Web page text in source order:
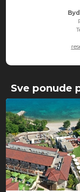
Sve ponude